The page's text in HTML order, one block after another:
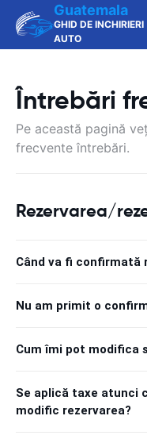
Guatemala
GHID DE INCHIRIERI
AUTO
Întrebări
Pe această pagină
frecvente întrebări.
Rezervarea/
Când va fi confirmată
Nu am primit o
Cum îmi pot modifica
Se aplică taxe atunci
modific rezervarea?